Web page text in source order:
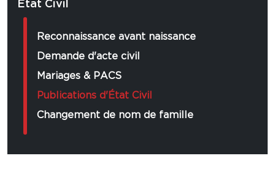
État Civil
Reconnaissance avant naissance
Demande d'acte civil
Mariages & PACS
Publications d'État Civil
Changement de nom de famille